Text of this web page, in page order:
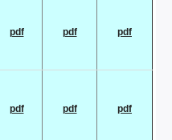
pdf pdf pdf
pdf pdf pdf